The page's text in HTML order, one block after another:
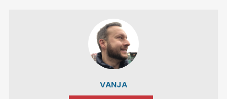
VANJA